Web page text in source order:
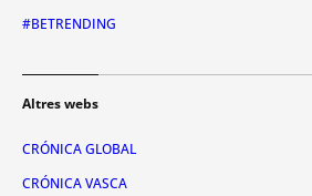
#BETRENDING
Altres webs
CRÓNICA GLOBAL
CRÓNICA VASCA